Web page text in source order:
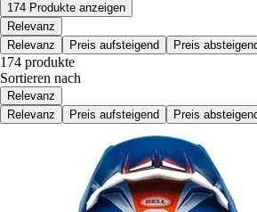
174 Produkte anzeigen
Relevanz
Relevanz
Preis aufsteigend Preis
174 produkte
Sortieren nach
Relevanz
Relevanz
Preis aufsteigend Preis